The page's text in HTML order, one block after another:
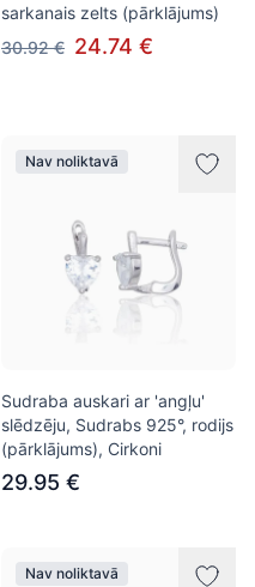
sarkanais zelts (pārklājums)
30.92 € 24.74 €
Nav noliktavā
Sudraba auskari ar 'angļu'
slēdzēju, Sudrabs 925°, rodijs
(pārklājums), Cirkoni
29.95 €
Nav noliktavā